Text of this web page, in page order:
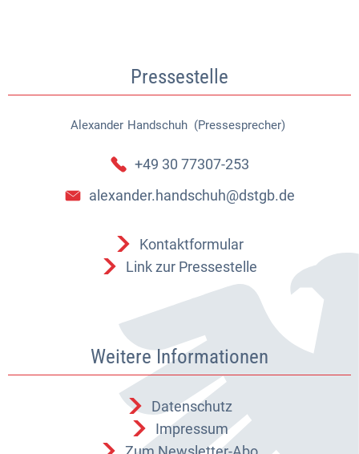
Pressestelle
Alexander Handschuh (Pressesprecher)
Alexander Handschuh
+49 30 77307-253
alexander.handschuh@dstgb.de
Kontaktformular
Link zur Pressestelle
Weitere Informationen
Datenschutz
Impressum